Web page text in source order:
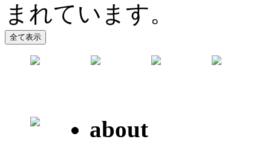
まれています。
about